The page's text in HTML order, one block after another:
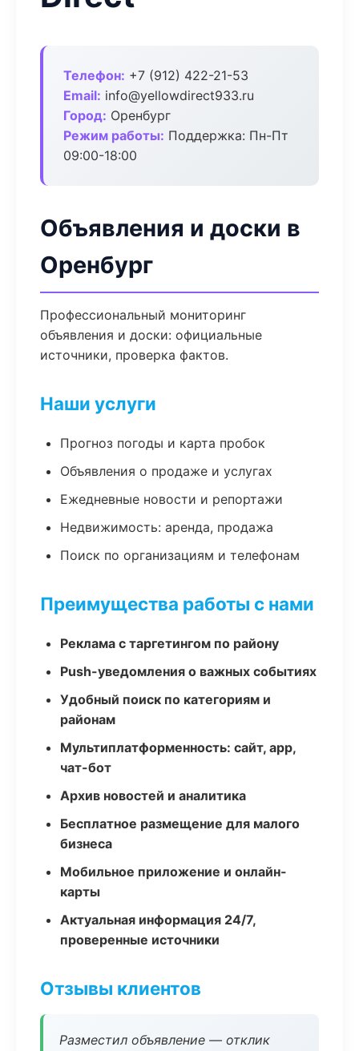
Телефон: +7 (912) 422-21-53
Email: info@yellowdirect933.ru
Город: Оренбург
Режим работы: Поддержка: Пн-Пт
09:00-18:00
Объявления и доски в
Оренбург
Профессиональный мониторинг
объявления и доски: официальные
источники, проверка фактов.
Наши услуги
Прогноз погоды и карта пробок
Объявления о продаже и услугах
Ежедневные новости и репортажи
Недвижимость: аренда, продажа
Поиск по организациям и телефонам
Преимущества работы с нами
Реклама с таргетингом по району
Push-уведомления о важных событиях
Удобный поиск по категориям и
районам
Мультиплатформенность: сайт, app,
чат-бот
Архив новостей и аналитика
Бесплатное размещение для малого
бизнеса
Мобильное приложение и онлайн-
карты
Актуальная информация 24/7,
проверенные источники
Отзывы клиентов
Разместил объявление — отклик